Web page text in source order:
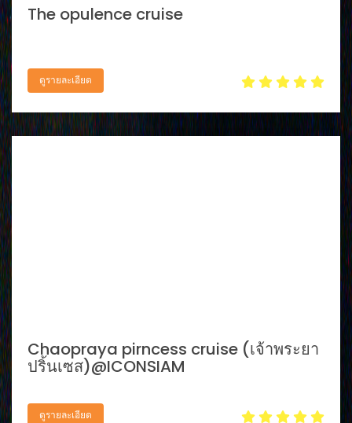
The opulence cruise
ดูรายละเอียด
Chaopraya pirncess cruise (เจ้าพระยา
ปริ้นเซส)@ICONSIAM
ดูรายละเอียด